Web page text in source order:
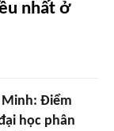
nhất ở
Minh: Điểm
học phân